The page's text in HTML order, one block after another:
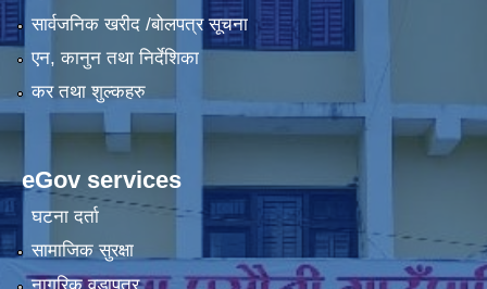
सार्वजनिक खरीद /बोलपत्र सूचना
एन, कानुन तथा निर्देशिका
कर तथा शुल्कहरु
eGov services
घटना दर्ता
सामाजिक सुरक्षा
नागरिक वडापत्र